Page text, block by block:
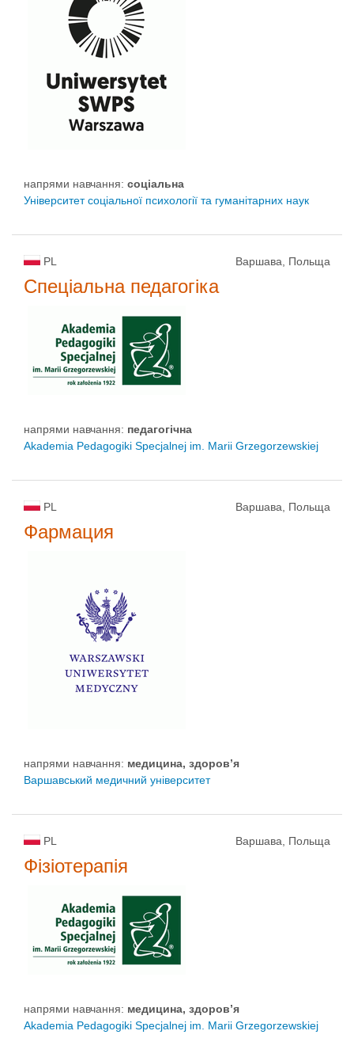
напрями навчання: соціальна
Університет соціальної психології та гуманітарних наук
PL Варшава, Польща
Спеціальна педагогіка
напрями навчання: педагогічна
Akademia Pedagogiki Specjalnej im. Marii Grzegorzewskiej
PL Варшава, Польща
Фармация
напрями навчання: медицина, здоров’я
Варшавський медичний університет
PL Варшава, Польща
Фізіотерапія
напрями навчання: медицина, здоров’я
Akademia Pedagogiki Specjalnej im. Marii Grzegorzewskiej